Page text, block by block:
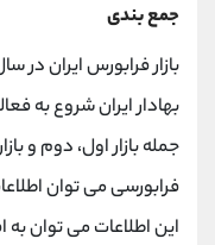
جمع بندی
جمله بازار اول، دوم و
فرابورسی می توان
این اطلاعات می توان